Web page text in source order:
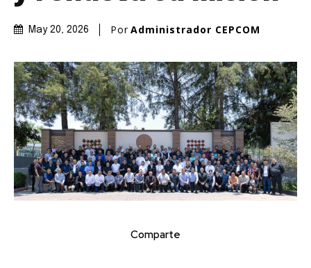
May 20, 2026 PorAdministrador CEPCOM
Comparte